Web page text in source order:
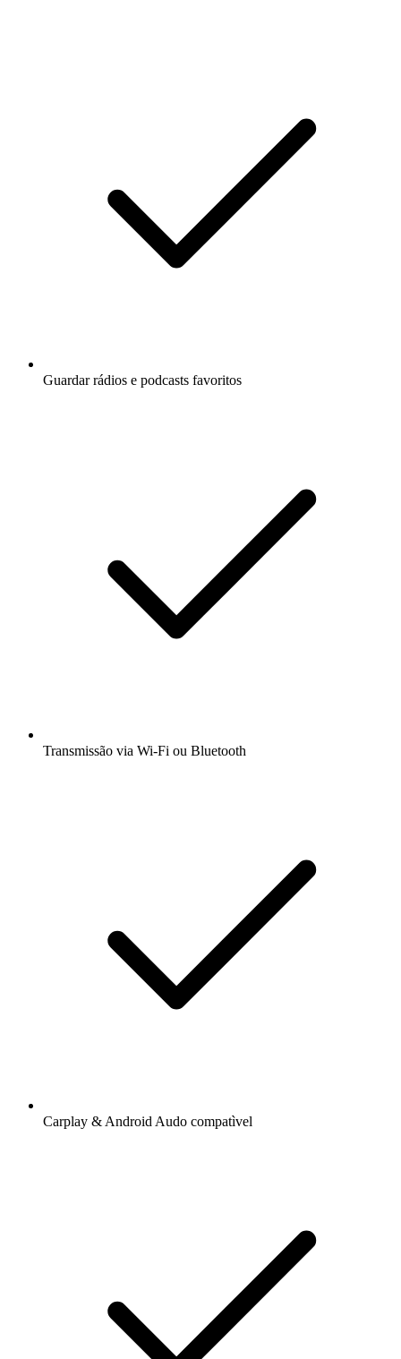
Guardar rádios e podcasts favoritos
Transmissão via Wi-Fi ou Bluetooth
Carplay & Android Audo compatìvel